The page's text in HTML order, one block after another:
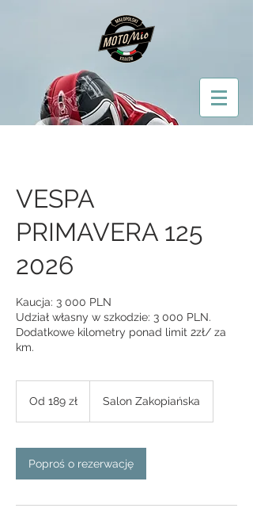
VESPA
PRIMAVERA 125
2026
Kaucja: 3 000 PLN
Udział własny w szkodzie: 3 000 PLN.
Dodatkowe kilometry ponad limit 2zł/ za
km.
złotych
Od 189 zł Salon Zakopiańska
Poproś o rezerwację